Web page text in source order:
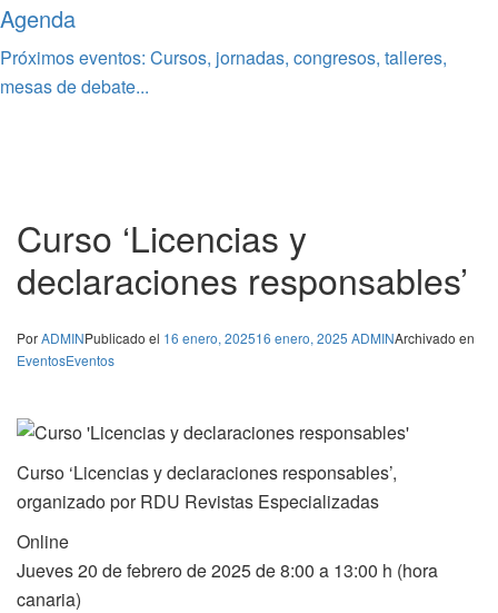
Agenda
Próximos eventos: Cursos, jornadas, congresos, talleres,
mesas de debate...
Curso ‘Licencias y
declaraciones responsables’
PorADMINPublicado el 16 enero, 202516 enero, 2025 ADMINArchivado en
EventosEventos
Curso ‘Licencias y declaraciones responsables’,
organizado por RDU Revistas Especializadas
Online
Jueves 20 de febrero de 2025 de 8:00 a 13:00 h (hora
canaria)